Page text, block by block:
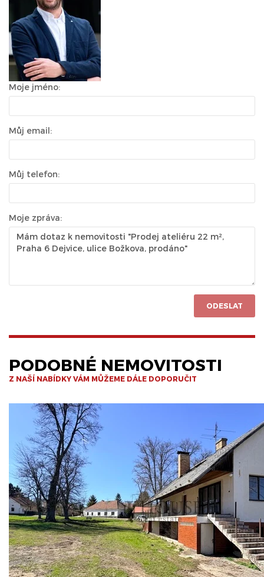
Moje jméno:
Můj email:
Můj telefon:
Moje zpráva:
ODESLAT
PODOBNÉ NEMOVITOSTI
Z NAŠÍ NABÍDKY VÁM MŮŽEME DÁLE DOPORUČIT